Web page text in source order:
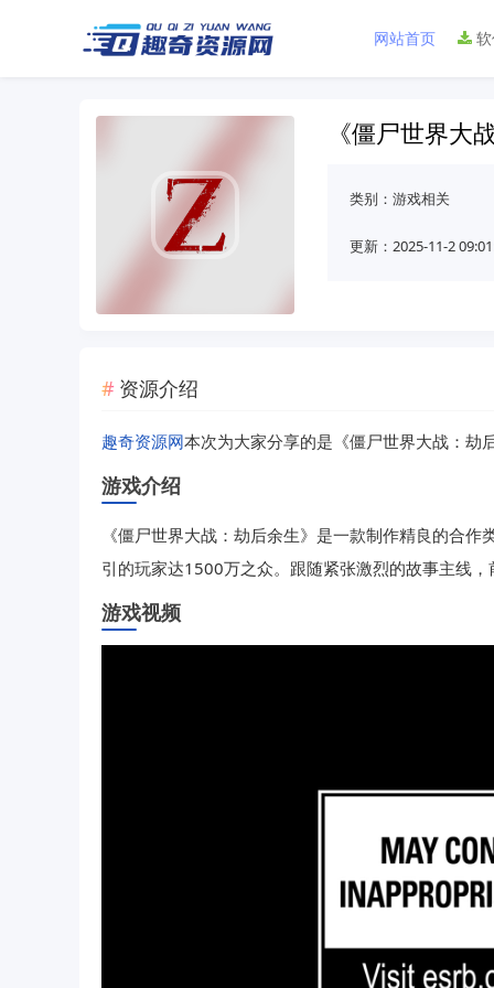
网站首页
《僵尸世界大
类别： 游戏相关
更新：2025-11-2
资源介绍
趣奇资源网本次为大家分享的是《僵尸世界大战：劫
游戏介绍
《僵尸世界大战：劫后余生》是一款制作精良的合
引的玩家达1500万之众。跟随紧张激烈的故事主线
游戏视频